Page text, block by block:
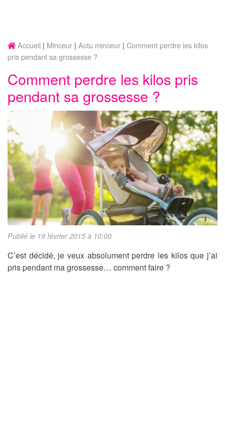
Accueil Minceur Actu minceur Comment perdre les kilos
pris pendant sa grossesse ?
Comment perdre les kilos pris
pendant sa grossesse ?
Publié le 19 février 2015 à 10:00
C’est décidé, je veux absolument perdre les kilos que j’ai
pris pendant ma grossesse… comment faire ?